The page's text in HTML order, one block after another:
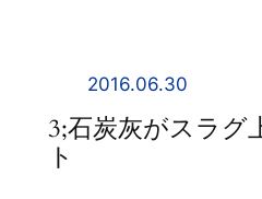
2016.06.30
3;石炭灰がスラグ
ト